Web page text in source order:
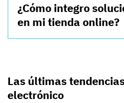
¿Cómo integro
en mi tienda online?
Las últimas
electrónico